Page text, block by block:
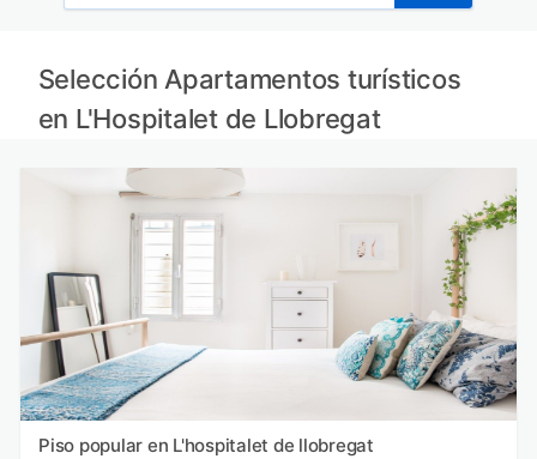
Selección Apartamentos turísticos
en L'Hospitalet de Llobregat
Piso popular en L'hospitalet de llobregat